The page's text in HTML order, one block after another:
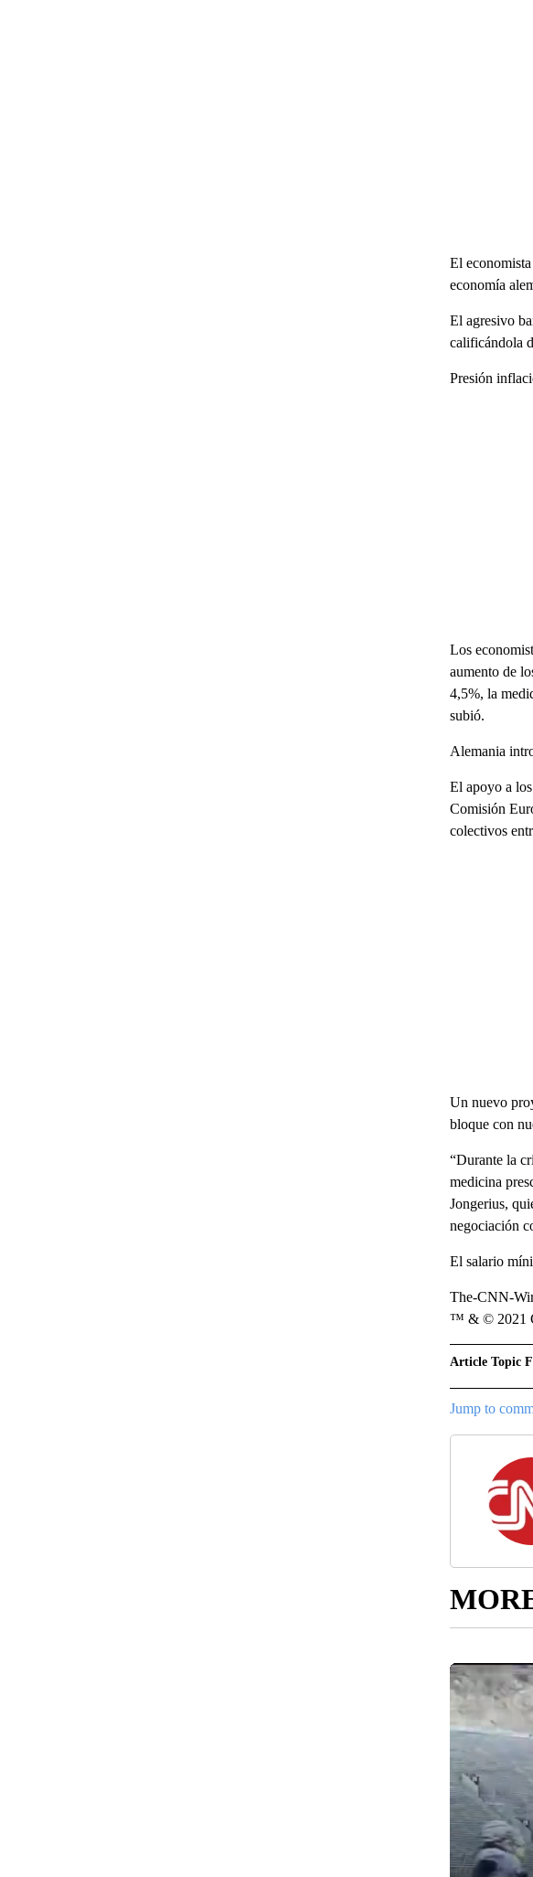
El
economía
El agresivo
calificándola
Presión
Los
aumento de
4,5%, la
subió.
Alemania
El apoyo a
Comisión
colectivos
Un nuevo
bloque con
“Durante la
medicina
Jongerius,
negociación
El salario
The-CNN-
™ & © 2021
Article Topic
Jump to